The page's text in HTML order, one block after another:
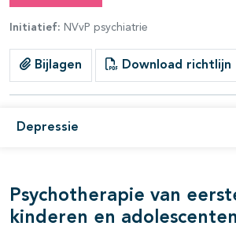
Initiatief: NVvP psychiatrie
Bijlagen Download richtlijn
Depressie
open- en dichtklappen
Psychotherapie van
kinderen en adolescenten